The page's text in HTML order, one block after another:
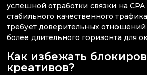
успешной отработки связки на
стабильного качественного
требует доверительных
более длительного горизонта для
Как избежать
креативов?